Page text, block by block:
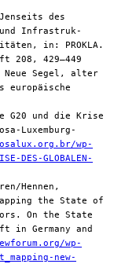
des
und Infrastruk­
in: PROKLA.
208, 429–449
Neue Segel, alter
europäische
G20 und die Krise
Luxemburg-
wp-
DES-GLOBALEN-
Hennen,
the State of
On the State
in Germany and
wp-
new-